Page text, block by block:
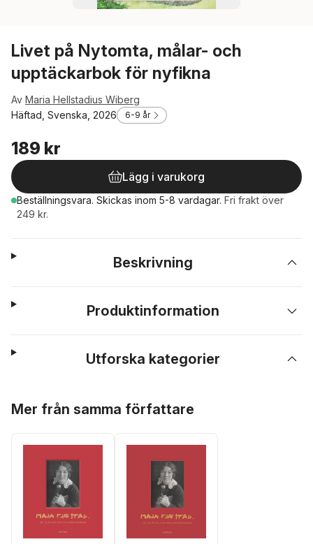
Livet på Nytomta, målar- och
upptäckarbok för nyfikna
Av Maria Hellstadius Wiberg
Häftad, Svenska, 2026
6-9 år
189 kr
Lägg i varukorg
Beställningsvara. Skickas inom 5-8 vardagar. Fri frakt över
249 kr.
Beskrivning
Produktinformation
Utforska kategorier
Mer från samma författare